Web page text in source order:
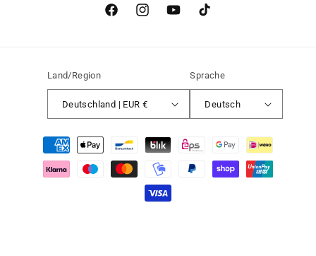
FacebookInstagramYouTubeTikTok
Land/Region
Deutschland | EUR €
Sprache
Deutsch
Zahlungsmethoden